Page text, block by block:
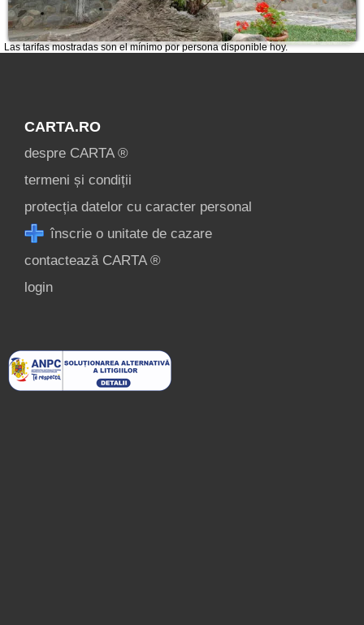
Las tarifas mostradas son el mínimo por persona disponible hoy.
CARTA.RO
despre CARTA ®
termeni și condiții
protecția datelor cu caracter personal
înscrie o unitate de cazare
contactează CARTA ®
login